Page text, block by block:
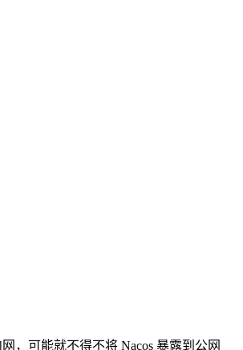
，可能就不得不将 Nacos 暴露到公网